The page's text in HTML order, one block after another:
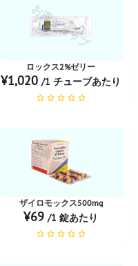
お薬ショップ
ロックス2%ゼリー
¥1,020 /1 チューブあたり
お薬ショップ
ザイロモックス500mg
¥69 /1 錠あたり